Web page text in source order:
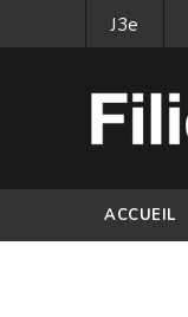
J3e
ACCUEIL